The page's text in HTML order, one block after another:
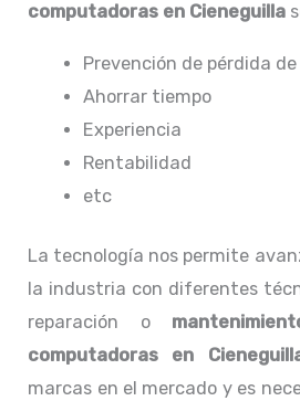
computadoras en Cieneguilla
Prevención de pérdida
Ahorrar tiempo
Experiencia
Rentabilidad
etc
La tecnología nos permite
la industria con diferentes
reparación o
computadoras en
marcas en el mercado y es